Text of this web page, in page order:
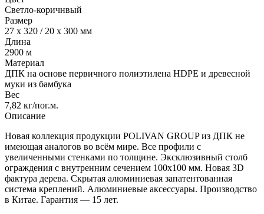
Светло-коричнвый
Размер
27 х 320 / 20 х 300 мм
Длина
2900 м
Материал
ДПК на основе первичного полиэтилена HDPE и древесной
муки из бамбука
Вес
7,82 кг/пог.м.
Описание
Новая коллекция продукции POLIVAN GROUP из ДПК не
имеющая аналогов во всём мире. Все профили с
увеличенными стенками по толщине. Эксклюзивный столб
ограждения с внутренним сечением 100х100 мм. Новая 3D
фактура дерева. Скрытая алюминиевая запатентованная
система креплений. Алюминиевые аксессуары. Производство
в Китае. Гарантия — 15 лет.